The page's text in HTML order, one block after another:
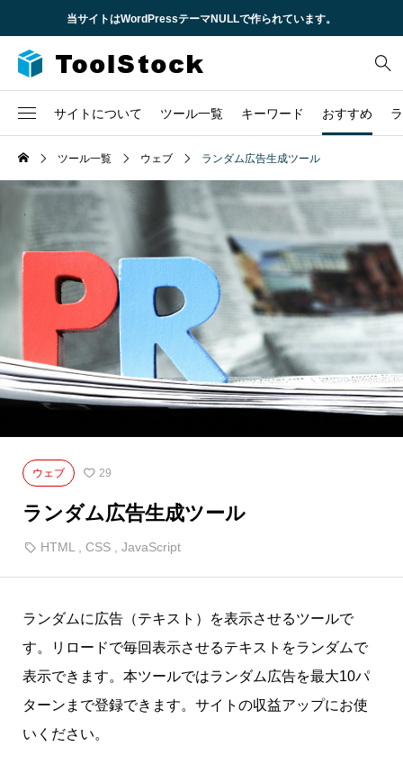
当サイトはWordPressテーマNULLで作られています。
サイトについて ツール一覧 キーワード おすすめ
JavaScript
URL
ロゴ 1
ローン 3
不動産
時間
株
税金
企業概要
TCD
問い合わせ
ツール一覧 ウェブ ランダム広告生成ツール
ウェブ 29
ランダム広告生成ツール
HTML CSS JavaScript
ランダムに広告（テキスト）を表示させるツールで
す。リロードで毎回表示させるテキストをランダムで
表示できます。本ツールではランダム広告を最大10パ
ターンまで登録できます。サイトの収益アップにお使
いください。